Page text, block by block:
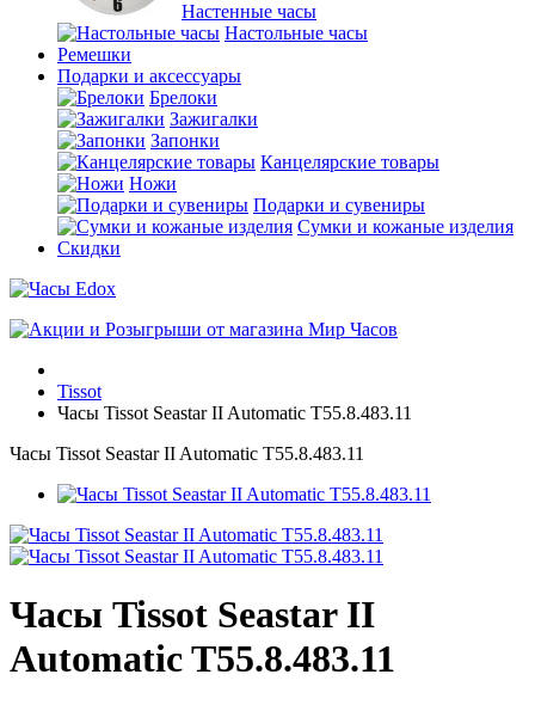
Настенные часы
Настольные часы
Ремешки
Подарки и аксессуары
Брелоки
Зажигалки
Запонки
Канцелярские товары
Ножи
Подарки и сувениры
Сумки и кожаные изделия
Скидки
Tissot
Часы Tissot Seastar II Automatic T55.8.483.11
Часы Tissot Seastar II Automatic T55.8.483.11
Часы Tissot Seastar II
Automatic T55.8.483.11